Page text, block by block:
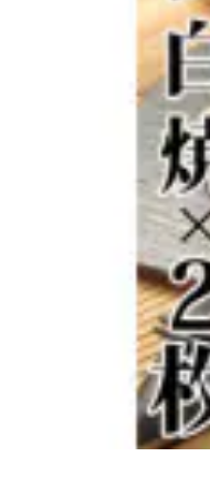
よく見ら
ふるさと
寄付上限
給与